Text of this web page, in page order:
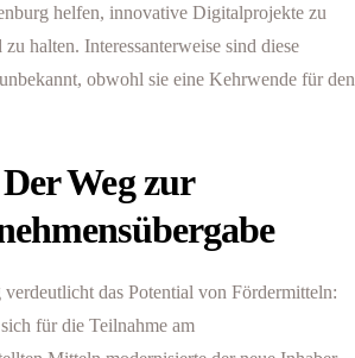
helfen, innovative Digitalprojekte zu
halten. Interessanterweise sind diese
obwohl sie eine Kehrwende für den
Weg zur
das Potential von Fördermitteln:
für die Teilnahme am